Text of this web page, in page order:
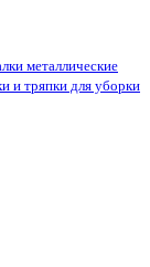
металлические
и тряпки для уборки